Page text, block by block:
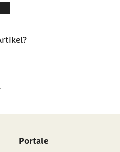
Sterne
5 Sterne
Portale